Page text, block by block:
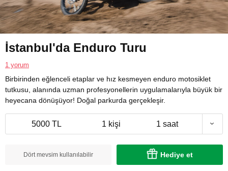
İstanbul'da Enduro Turu
1 yorum
Birbirinden eğlenceli etaplar ve hız kesmeyen enduro motosiklet
tutkusu, alanında uzman profesyonellerin uygulamalarıyla büyük bir
heyecana dönüşüyor! Doğal parkurda gerçekleşir.
5000 TL 1 kişi 1 saat
Dört mevsim kullanılabilir Hediye et